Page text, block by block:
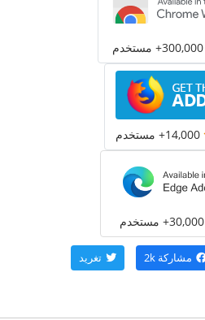
300,000+ مستخدم
14,000+ مستخدم
30,000+ مستخدم
مشاركة 2k تغريد